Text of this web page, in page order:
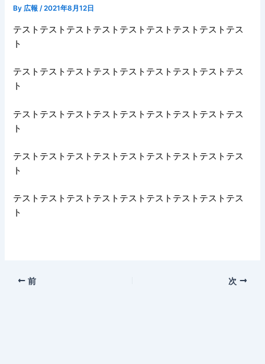
By 広報/2021年8月12日
テストテストテストテストテストテストテストテストテス
ト
テストテストテストテストテストテストテストテストテス
ト
テストテストテストテストテストテストテストテストテス
ト
テストテストテストテストテストテストテストテストテス
ト
テストテストテストテストテストテストテストテストテス
ト
前 次